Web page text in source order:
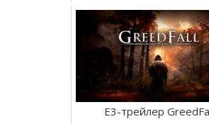
E3-трейлер